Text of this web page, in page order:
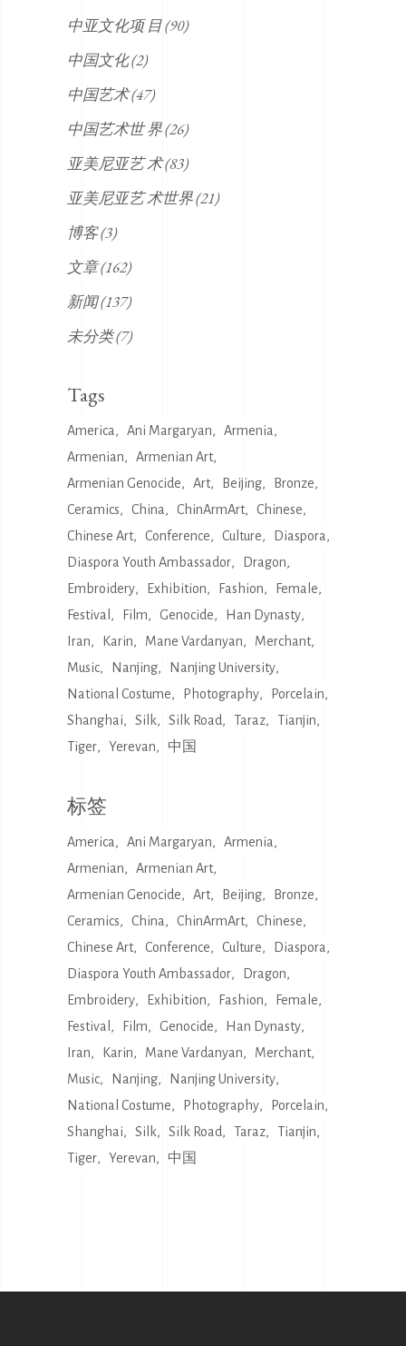
中亚文化项 目(90)
中国文化(2)
中国艺术(47)
中国艺术世 界(26)
亚美尼亚艺 术(83)
亚美尼亚艺 术世界(21)
博客(3)
文章(162)
新闻(137)
未分类(7)
Tags
America Ani Margaryan
Armenia
Armenian
Armenian Art
Armenian Genocide
Art Beijing
Bronze
Ceramics
China ChinArmArt
Chinese
Chinese Art
Conference Culture
Diaspora
Diaspora Youth Ambassador
Dragon
Embroidery
Exhibition Fashion
Female
Festival
Film Genocide
Han Dynasty
Iran
Karin Mane Vardanyan
Merchant
Music
Nanjing
Nanjing University
National Costume
Photography
Porcelain
Shanghai
Silk Silk Road Taraz
Tianjin
Tiger
Yerevan 中国
标签
America Ani Margaryan
Armenia
Armenian
Armenian Art
Armenian Genocide
Art Beijing
Bronze
Ceramics
China ChinArmArt
Chinese
Chinese Art
Conference Culture
Diaspora
Diaspora Youth Ambassador
Dragon
Embroidery
Exhibition Fashion
Female
Festival
Film Genocide
Han Dynasty
Iran
Karin Mane Vardanyan
Merchant
Music
Nanjing
Nanjing University
National Costume
Photography
Porcelain
Shanghai
Silk Silk Road Taraz
Tianjin
Tiger
Yerevan 中国